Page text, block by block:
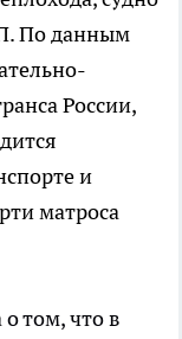
По данным
России,
и
матроса
том, что в